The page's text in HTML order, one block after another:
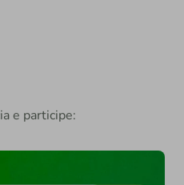
e participe: